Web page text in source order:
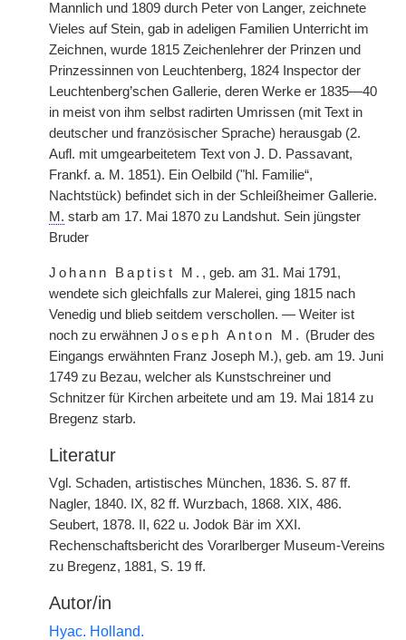
Mannlich und 1809 durch Peter von Langer, zeichnete
Vieles auf Stein, gab in adeligen Familien Unterricht im
Zeichnen, wurde 1815 Zeichenlehrer der Prinzen und
Prinzessinnen von Leuchtenberg, 1824 Inspector der
Leuchtenberg’schen Gallerie, deren Werke er 1835—40
in meist von ihm selbst radirten Umrissen (mit Text in
deutscher und französischer Sprache) herausgab (2.
Aufl. mit umgearbeitetem Text von J. D. Passavant,
Frankf. a. M. 1851). Ein Oelbild ("hl. Familie“,
Nachtstück) befindet sich in der Schleißheimer Gallerie.
M. starb am 17. Mai 1870 zu Landshut. Sein jüngster
Bruder
Johann Baptist M. , geb. am 31. Mai 1791,
wendete sich gleichfalls zur Malerei, ging 1815 nach
Venedig und blieb seitdem verschollen. — Weiter ist
noch zu erwähnen Joseph Anton M. (Bruder des
Eingangs erwähnten Franz Joseph M.), geb. am 19. Juni
1749 zu Bezau, welcher als Kunstschreiner und
Schnitzer für Kirchen arbeitete und am 19. Mai 1814 zu
Bregenz starb.
Literatur
Vgl. Schaden, artistisches München, 1836. S. 87 ff.
Nagler, 1840. IX, 82 ff. Wurzbach, 1868. XIX, 486.
Seubert, 1878. II, 622 u. Jodok Bär im XXI.
Rechenschaftsbericht des Vorarlberger Museum-Vereins
zu Bregenz, 1881, S. 19 ff.
Autor/in
Hyac. Holland.